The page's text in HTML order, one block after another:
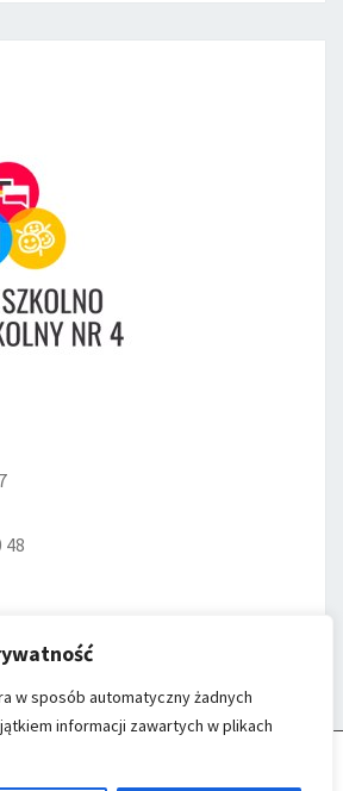
nr 4 w Raciborzu wykorzystuje cookies do
w sposób automatyczny żadnych
informacji zawartych w plikach
48